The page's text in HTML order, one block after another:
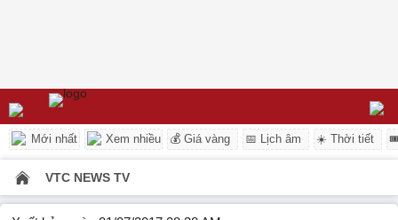
Mới nhất Xem nhiều 💰 Giá vàng 📅 Lịch âm ☀️ Thời tiết
VTC NEWS TV